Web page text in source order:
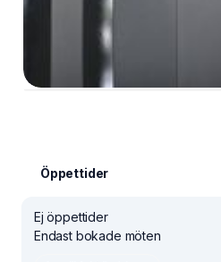
Öppettider
Ej öppettider
Endast bokade möten